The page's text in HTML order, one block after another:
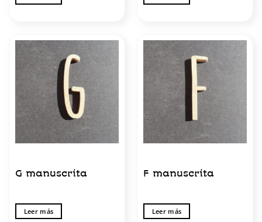
G manuscrita
Leer más
F manuscrita
Leer más